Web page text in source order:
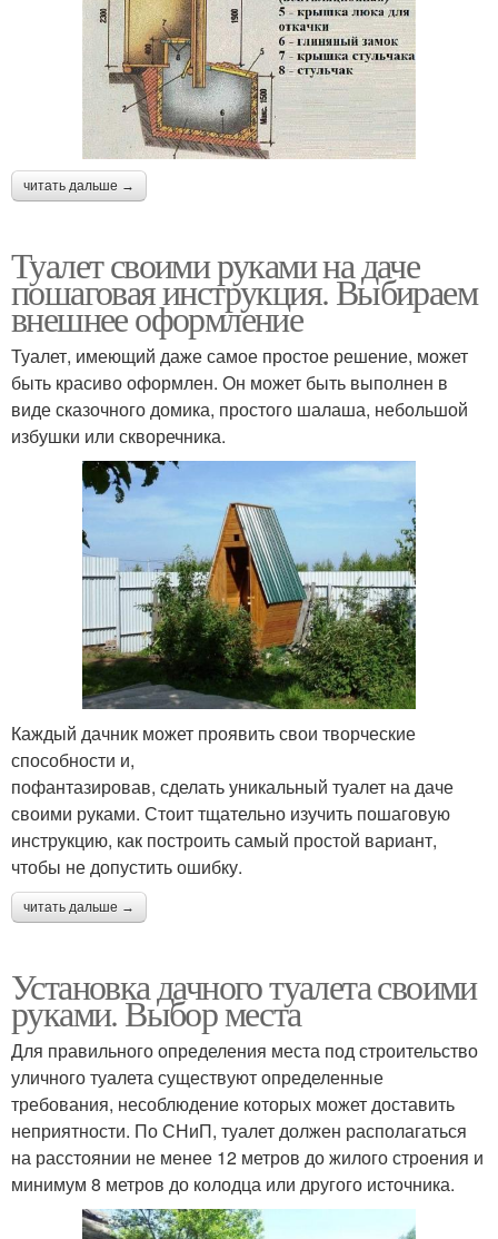
читать дальше →
Туалет своими руками на даче
пошаговая инструкция. Выбираем
внешнее оформление
Туалет, имеющий даже самое простое решение, может
быть красиво оформлен. Он может быть выполнен в
виде сказочного домика, простого шалаша, небольшой
избушки или скворечника.
Каждый дачник может проявить свои творческие
способности и,
пофантазировав, сделать уникальный туалет на даче
своими руками. Стоит тщательно изучить пошаговую
инструкцию, как построить самый простой вариант,
чтобы не допустить ошибку.
читать дальше →
Установка дачного туалета своими
руками. Выбор места
Для правильного определения места под строительство
уличного туалета существуют определенные
требования, несоблюдение которых может доставить
неприятности. По СНиП, туалет должен располагаться
на расстоянии не менее 12 метров до жилого строения и
минимум 8 метров до колодца или другого источника.